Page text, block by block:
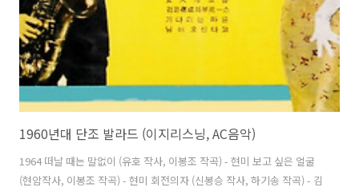
1960년대 단조 발라드 (이지리스닝, AC음악)
1964 떠날 때는 말없이 (유호 작사, 이봉조 작곡) - 현미 보고 싶은 얼굴
(현암작사, 이봉조 작곡) - 현미 회전의자 (신봉승 작사, 하기송 작곡) - 김